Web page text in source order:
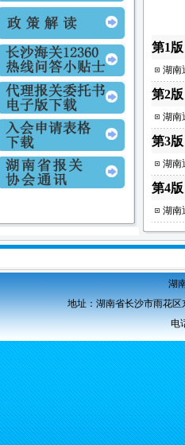
第1版
湖南
第2版
湖南
第3版
湖南
第4版
湖南
湖
地址：湖南省长沙市雨花
电